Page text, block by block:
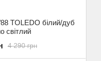
TOLEDO білий/дуб
світлий
4 290 грн